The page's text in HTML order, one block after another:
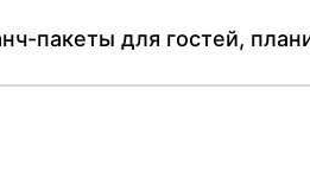
пакеты для гостей,